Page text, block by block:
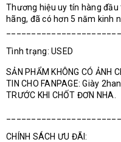
Thương hiệu uy tín hàng
hãng, đã có hơn 5 năm kinh
Tình trạng: USED
SẢN PHẨM KHÔNG CÓ ẢNH
TIN CHO FANPAGE: Giày
TRƯỚC KHI CHỐT ĐƠN NHA.
CHÍNH SÁCH ƯU ĐÃI: